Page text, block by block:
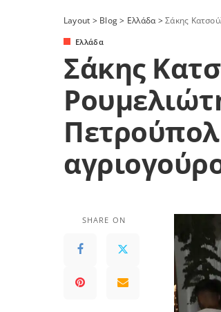
Layout > Blog> Ελλάδα>Σάκης
Ελλάδα
Σάκης
SHARE ON